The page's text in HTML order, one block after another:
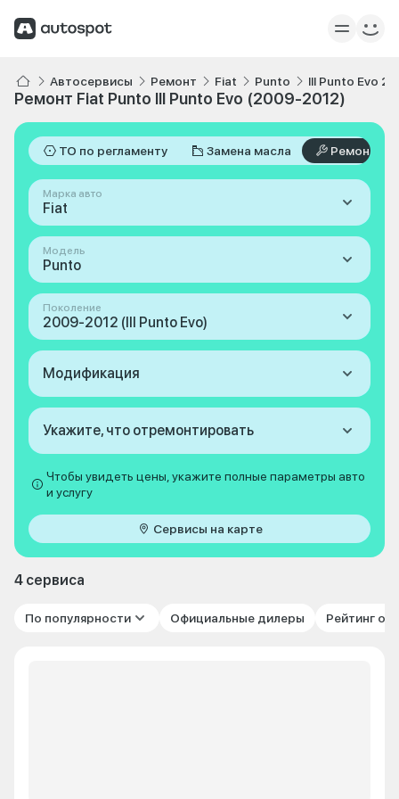
Автосервисы Ремонт Fiat Punto III Punto Evo
Ремонт Fiat Punto III Punto Evo (2009-2012)
ТО по регламенту Замена масла Ремонт
Марка авто
Fiat
Модель
Punto
Поколение
2009-2012 (III Punto Evo)
Модификация
Укажите, что отремонтировать
Чтобы увидеть цены, укажите полные параметры авто
и услугу
Сервисы на карте
4 сервиса
По популярности Официальные дилеры Рейтинг